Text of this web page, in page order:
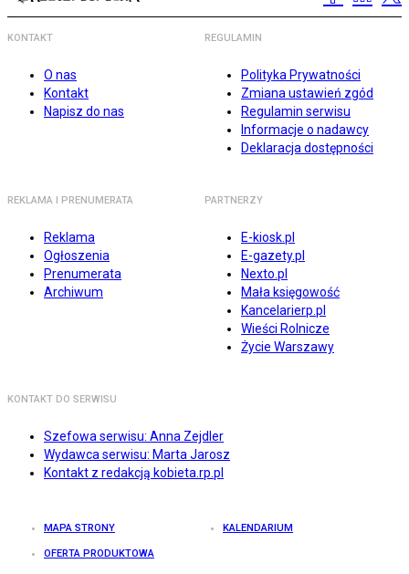
KONTAKT
O nas
Kontakt
Napisz do nas
REGULAMIN
Polityka Prywatności
Zmiana ustawień zgód
Regulamin serwisu
Informacje o nadawcy
Deklaracja dostępności
REKLAMA I PRENUMERATA
Reklama
Ogłoszenia
Prenumerata
Archiwum
PARTNERZY
E-kiosk.pl
E-gazety.pl
Nexto.pl
Mała księgowość
Kancelarierp.pl
Wieści Rolnicze
Życie Warszawy
KONTAKT DO SERWISU
Szefowa serwisu: Anna Zejdler
Wydawca serwisu: Marta Jarosz
Kontakt z redakcją kobieta.rp.pl
MAPA STRONY KALENDARIUM
OFERTA PRODUKTOWA